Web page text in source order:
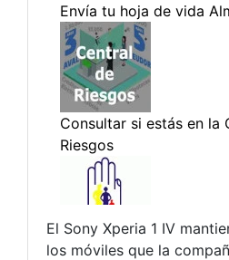
El Sony Xperia 1 IV
los móviles que la